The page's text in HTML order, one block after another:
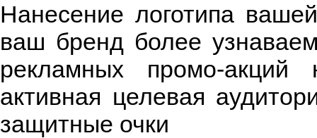
Нанесение логотипа
ваш бренд более
рекламных промо-
активная целевая
защитные очки